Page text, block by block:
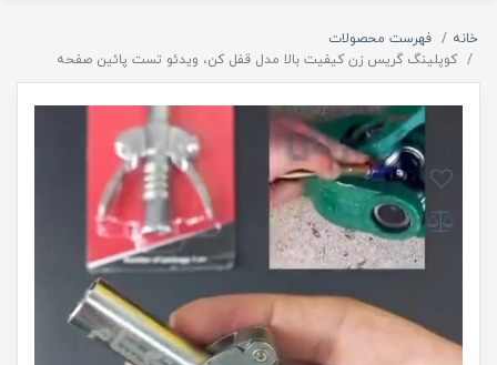
خانه
فهرست محصولات
کوپلینگ گریس زن کیفیت بالا مدل قفل کن، ویدئو تست پائین صفحه